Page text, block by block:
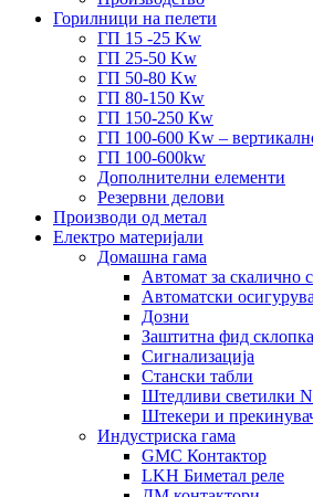
Горилници на пелети
ГП 15 -25 Kw
ГП 25-50 Kw
ГП 50-80 Kw
ГП 80-150 Кw
ГП 150-250 Кw
ГП 100-600 Kw –
ГП 100-600kw
Дополнителни елементи
Резервни делови
Производи од метал
Електро материјали
Домашна гама
Автомат за скалично
Автоматски
Дозни
Заштитна фид склопка
Сигнализација
Стански табли
Штедливи светилки
Штекери и
Индустриска гама
GMC Контактор
LKH Биметал реле